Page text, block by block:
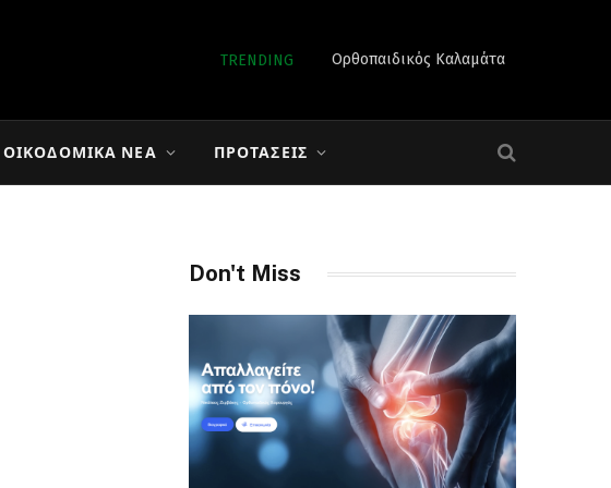
TRENDING Ορθοπαιδικός Καλαμάτα
ΟΙΚΟΔΟΜΙΚΆ ΝΈΑ ΠΡΟΤΆΣΕΙΣ
Don't Miss